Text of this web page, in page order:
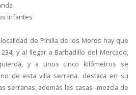
infantes
de Pinilla de los Moros hay que
y al llegar a Barbadillo del Mercado,
y a unos cinco kilómetros se
de esta villa serrana. destaca en su
serranas, además las casas -mezcla de